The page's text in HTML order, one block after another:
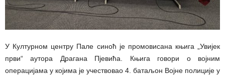
У Културном центру Пале синоћ је промовисана књига „Увијек
први“ аутора Драгана Пјевића. Књига говори о војним
операцијама у којима је учествовао 4. батаљон Војне полиције у